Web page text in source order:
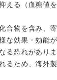
える（血糖値
合物を含み、
な効果・効能
る恐れがあり
るため、海外